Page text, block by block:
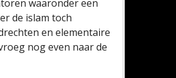
waaronder een
de islam toch
en elementaire
nog even naar de